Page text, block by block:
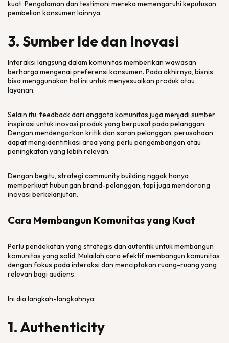
kuat. Pengalaman dan testimoni mereka memengaruhi keputusan
pembelian konsumen lainnya.
3. Sumber Ide dan Inovasi
Interaksi langsung dalam komunitas memberikan wawasan
berharga mengenai preferensi konsumen. Pada akhirnya, bisnis
bisa menggunakan hal ini untuk menyesuaikan produk atau
layanan.
Selain itu, feedbackdari anggota komunitas juga menjadi sumber
inspirasi untuk inovasi produk yang berpusat pada pelanggan.
Dengan mendengarkan kritik dan saran pelanggan, perusahaan
dapat mengidentifikasi area yang perlu pengembangan atau
peningkatan yang lebih relevan.
Dengan begitu, strategi community building nggak hanya
memperkuat hubungan brand-pelanggan, tapi juga mendorong
inovasi berkelanjutan.
Cara Membangun Komunitas yang Kuat
Perlu pendekatan yang strategis dan autentik untuk membangun
komunitas yang solid. Mulailah cara efektif membangun komunitas
dengan fokus pada interaksi dan menciptakan ruang-ruang yang
relevan bagi audiens.
Ini dia langkah-langkahnya:
1. Authenticity